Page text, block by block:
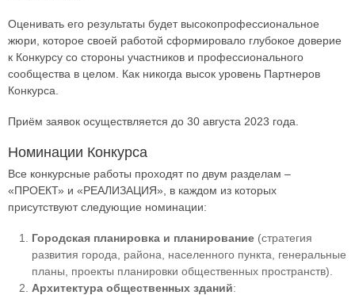
Оценивать его результаты будет высокопрофессиональное
жюри, которое своей работой сформировало глубокое доверие
к Конкурсу со стороны участников и профессионального
сообщества в целом. Как никогда высок уровень Партнеров
Конкурса.
Приём заявок осуществляется до 30 августа 2023 года.
Номинации Конкурса
Все конкурсные работы проходят по двум разделам –
«ПРОЕКТ» и «РЕАЛИЗАЦИЯ», в каждом из которых
присутствуют следующие номинации:
Городская планировка и планирование (стратегия
развития города, района, населенного пункта, генеральные
планы, проекты планировки общественных пространств).
Архитектура общественных зданий: